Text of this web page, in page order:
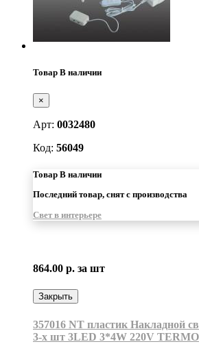
Товар В наличии
×
Арт: 0032480
Код: 56049
Товар В наличии
Последний товар, снят с производства
Свет в интерьере
864.00 р. за шт
Закрыть
357016 NT пластик Накладной
3-х шт 3LED 3*4W 220V TERMO